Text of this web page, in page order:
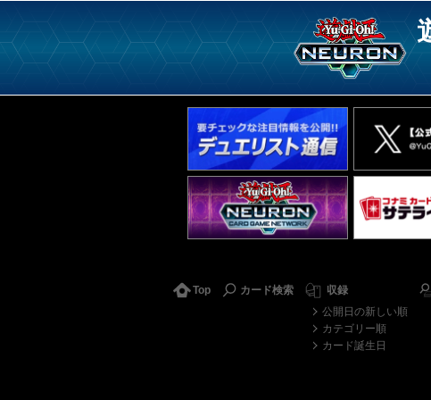
Top カード検索
収録
公開日の新しい順
カテゴリー順
カード誕生日